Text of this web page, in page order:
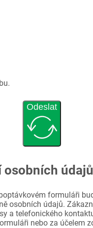
Odeslat
osobních údajů
formuláři
osobních údajů.
a telefonického
nebo za účelem